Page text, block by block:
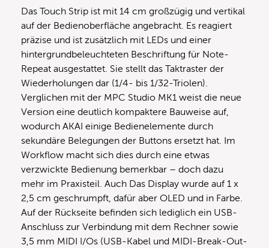
Das Touch Strip ist mit 14 cm großzügig und vertikal
auf der Bedienoberfläche angebracht. Es reagiert
präzise und ist zusätzlich mit LEDs und einer
hintergrundbeleuchteten Beschriftung für Note-
Repeat ausgestattet. Sie stellt das Taktraster der
Wiederholungen dar (1/4- bis 1/32-Triolen).
Verglichen mit der MPC Studio MK1 weist die neue
Version eine deutlich kompaktere Bauweise auf,
wodurch AKAI einige Bedienelemente durch
sekundäre Belegungen der Buttons ersetzt hat. Im
Workflow macht sich dies durch eine etwas
verzwickte Bedienung bemerkbar – doch dazu
mehr im Praxisteil. Auch Das Display wurde auf 1 x
2,5 cm geschrumpft, dafür aber OLED und in Farbe.
Auf der Rückseite befinden sich lediglich ein USB-
Anschluss zur Verbindung mit dem Rechner sowie
3,5 mm MIDI I/Os (USB-Kabel und MIDI-Break-Out-